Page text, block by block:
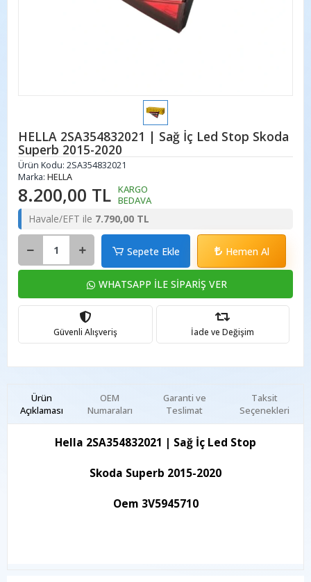
HELLA 2SA354832021 | Sağ İç Led Stop Skoda
Superb 2015-2020
Ürün Kodu: 2SA354832021
Marka: HELLA
8.200,00 TL KARGO
BEDAVA
Havale/EFT ile 7.790,00 TL
Sepete Ekle Hemen Al
WHATSAPP İLE SİPARİŞ VER
Güvenli Alışveriş İade ve Değişim
Ürün
Açıklaması
Garanti ve
Teslimat
Taksit
Seçenekleri
OEM
Numaraları
Hella 2SA354832021 | Sağ İç Led Stop
Skoda Superb 2015-2020
Oem 3V5945710